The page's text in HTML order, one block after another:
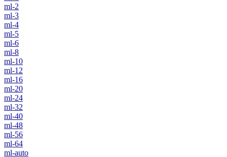
ml-2
ml-3
ml-4
ml-5
ml-6
ml-8
ml-10
ml-12
ml-16
ml-20
ml-24
ml-32
ml-40
ml-48
ml-56
ml-64
ml-auto